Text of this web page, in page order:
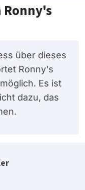
über dieses
Ronny's
Es ist
dazu, das